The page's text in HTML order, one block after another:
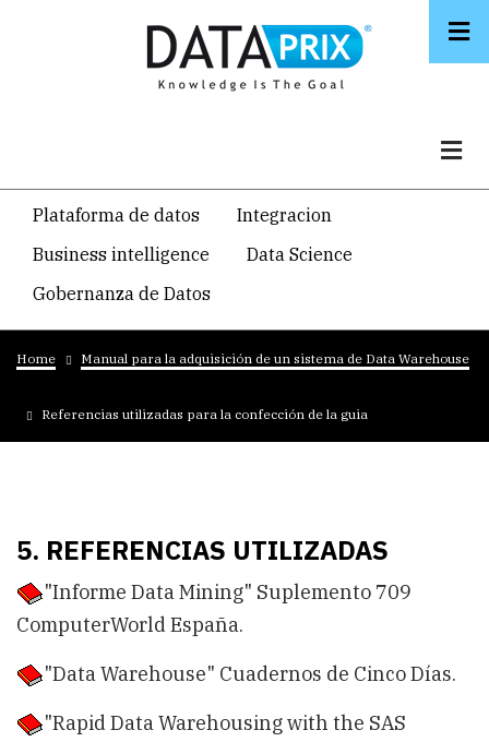
Navegacion
temática
principal
Plataforma de datos
Integracion
Business intelligence
Data Science
Gobernanza de Datos
Breadcrumb
Home Manual para la adquisición de un sistema de Data Warehouse
Referencias utilizadas para la confección de la guia
5. REFERENCIAS UTILIZADAS
"Informe Data Mining" Suplemento 709
ComputerWorld España.
"Data Warehouse" Cuadernos de Cinco Días.
"Rapid Data Warehousing with the SAS